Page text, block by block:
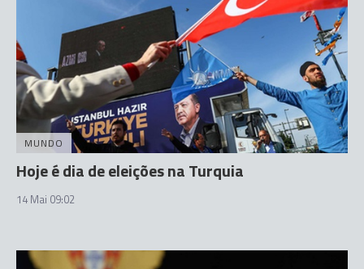
MUNDO
Hoje é dia de eleições na Turquia
14 Mai 09:02